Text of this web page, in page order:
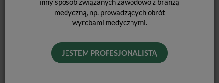
inny sposób związanych zawodowo z branżą
medyczną, np. prowadzących obrót
wyrobami medycznymi.
JESTEM PROFESJONALISTĄ